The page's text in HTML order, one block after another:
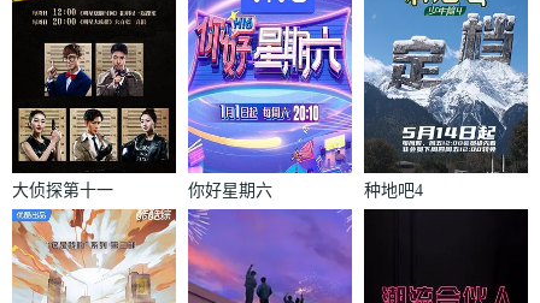
大侦探第十一
季
你好星期六 种地吧4